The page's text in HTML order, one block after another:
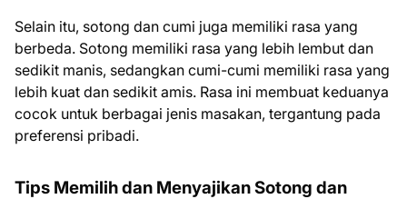
Selain itu, sotong dan cumi juga memiliki rasa yang
berbeda. Sotong memiliki rasa yang lebih lembut dan
sedikit manis, sedangkan cumi-cumi memiliki rasa yang
lebih kuat dan sedikit amis. Rasa ini membuat keduanya
cocok untuk berbagai jenis masakan, tergantung pada
preferensi pribadi.
Tips Memilih dan Menyajikan Sotong dan